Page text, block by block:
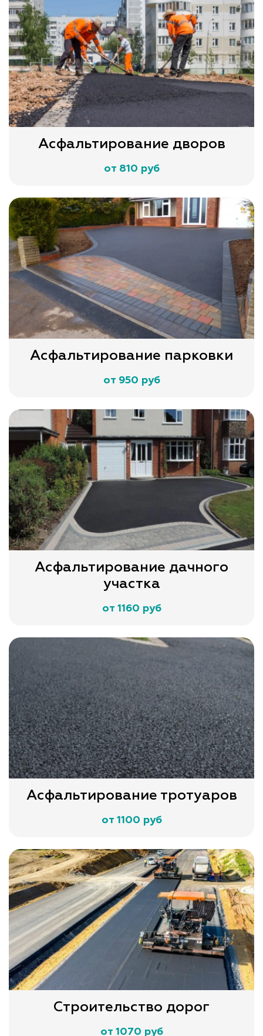
Асфальтирование дворов
от 810 руб
Асфальтирование парковки
от 950 руб
Асфальтирование дачного
участка
от 1160 руб
Асфальтирование тротуаров
от 1100 руб
Строительство дорог
от 1070 руб